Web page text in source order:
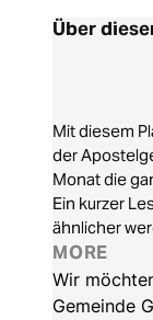
Über
Mit diesem
der
Monat die
Ein kurzer
ähnlicher
MORE
Wir
Gemeinde